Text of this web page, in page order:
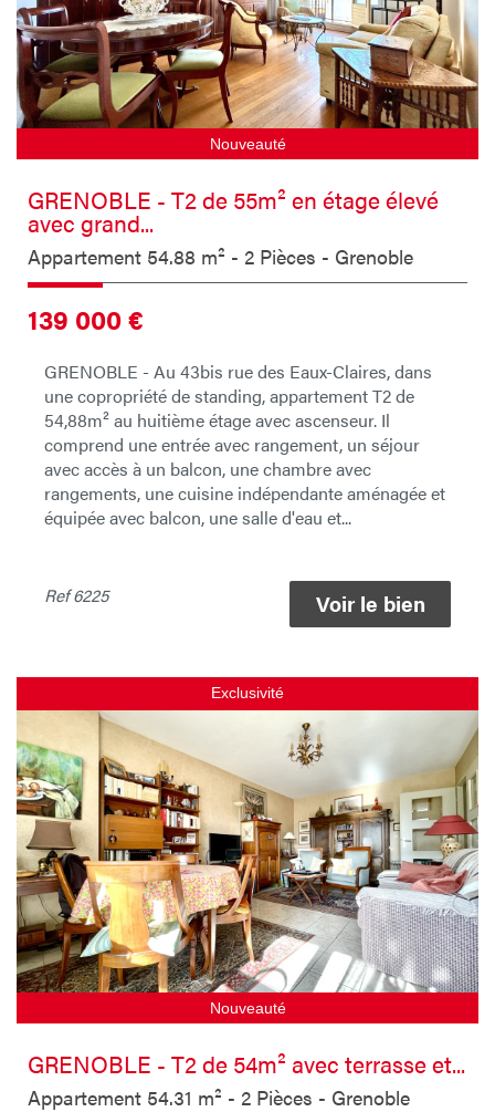
Nouveauté
GRENOBLE - T2 de 55m² en étage élevé
avec grand...
Appartement 54.88 m² - 2 Pièces - Grenoble
139 000€
GRENOBLE - Au 43bis rue des Eaux-Claires, dans
une copropriété de standing, appartement T2 de
54,88m² au huitième étage avec ascenseur. Il
comprend une entrée avec rangement, un séjour
avec accès à un balcon, une chambre avec
rangements, une cuisine indépendante aménagée et
équipée avec balcon, une salle d'eau et...
Ref6225 Voir le bien
Exclusivité
Nouveauté
GRENOBLE - T2 de 54m² avec terrasse et...
Appartement 54.31 m² - 2 Pièces - Grenoble